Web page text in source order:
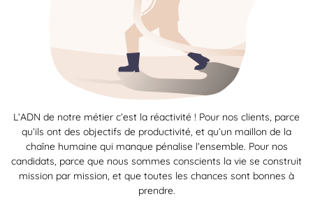
L’ADN de notre métier c’est la réactivité ! Pour nos clients, parce
qu’ils ont des objectifs de productivité, et qu’un maillon de la
chaîne humaine qui manque pénalise l’ensemble. Pour nos
candidats, parce que nous sommes conscients la vie se construit
mission par mission, et que toutes les chances sont bonnes à
prendre.